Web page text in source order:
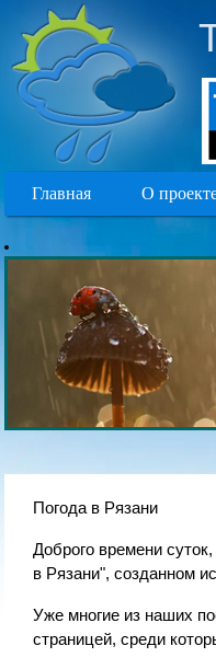
Главная О
Погода в Рязани
Доброго времени
в Рязани", созданном
Уже многие из наших
страницей, среди